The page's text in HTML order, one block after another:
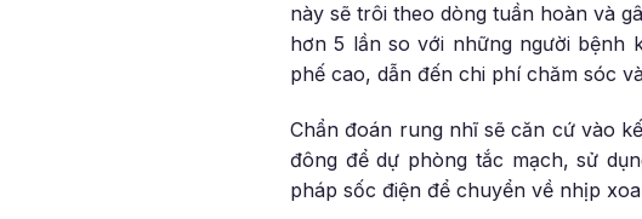
này sẽ trôi theo dòng tuần hoàn và
hơn 5 lần so với những người bệnh
phế cao, dẫn đến chi phí chăm sóc
Chẩn đoán rung nhĩ sẽ căn cứ vào
đông để dự phòng tắc mạch, sử
pháp sốc điện để chuyển về nhịp